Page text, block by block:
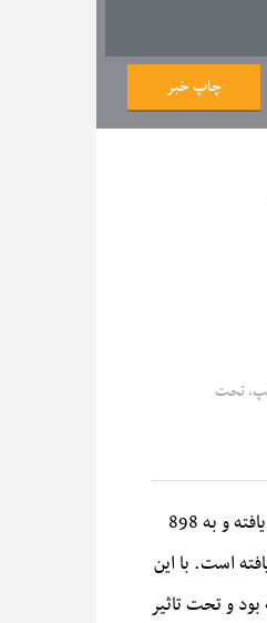
چاپ خبر
تحت
تویوتا موتور اعلام کرد که فروش جهانی این شرکت در ماه مه، نسبت به مدت مشابه سال میلادی گذشته، 6.9 درصد افزایش یافته و به 898
با این
در پنج ماه گذشته بود و تحت تاثیر